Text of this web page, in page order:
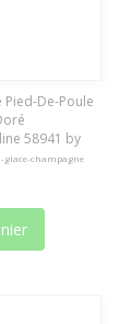
Pied-De-Poule
58941 by
glace-champagne